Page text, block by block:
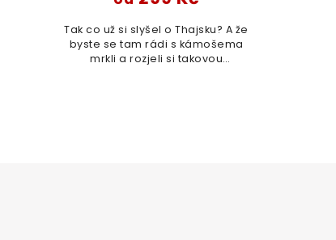
Tak co už si slyšel o Thajsku? A že
byste se tam rádi s kámošema
mrkli a rozjeli si takovou